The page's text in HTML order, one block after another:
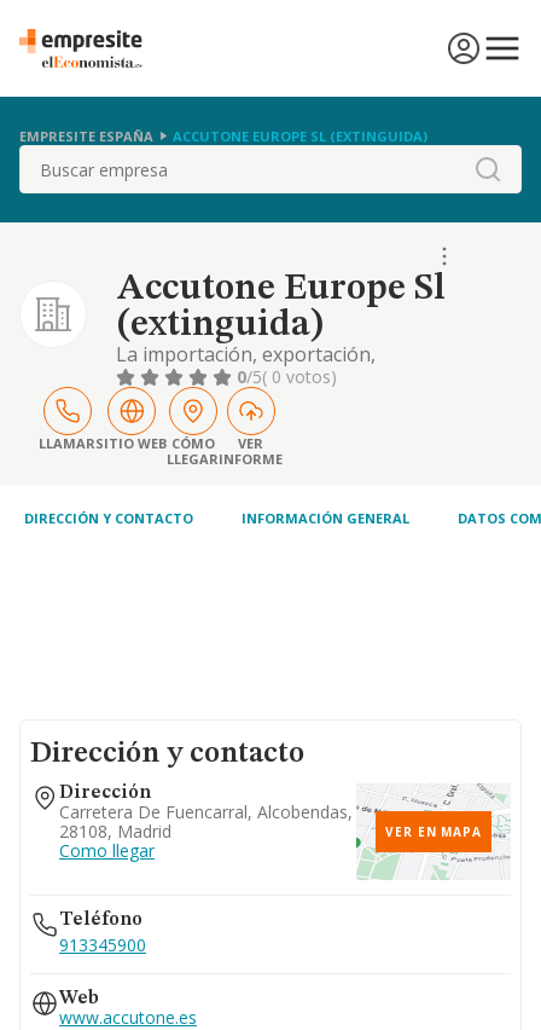
EMPRESITE ESPAÑA ACCUTONE EUROPE SL (EXTINGUIDA)
Buscar
Accutone Europe Sl
(extinguida)
La importación, exportación,
comercialización, distribución y reparación
de aparatos de radiotelefonía, auriculares y
equipos y materiales eléctricos
0/5( 0 votos)
LLAMARSITIO WEB CÓMO
LLEGAR
VER
INFORME
DIRECCIÓN Y CONTACTO INFORMACIÓN GENERAL DATOS
Dirección y contacto
Dirección
Carretera De Fuencarral, Alcobendas,
28108, Madrid
Como llegar
VER EN MAPA
Teléfono
913345900
Web
www.accutone.es